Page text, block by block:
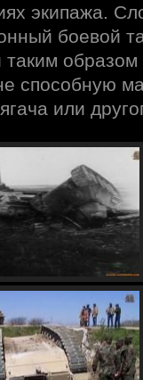
экипажа.
боевой
способную
или